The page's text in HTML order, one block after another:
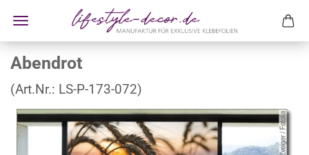
Abendrot
(Art.Nr.: LS-P-173-072)